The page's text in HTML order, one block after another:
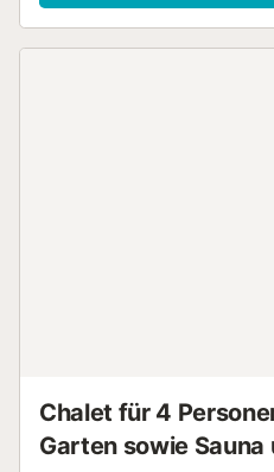
Swimmingpool mit
Chalet für 4
Garten sowie Sauna